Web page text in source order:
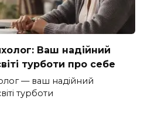
Ваш надійний
турботи про себе
— ваш надійний
турботи